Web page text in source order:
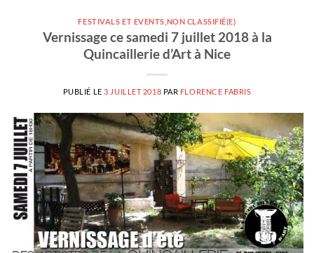
FESTIVALS ET EVENTS NON CLASSIFIÉ(E)
Vernissage ce samedi 7 juillet 2018 à la
Quincaillerie d’Art à Nice
PUBLIÉ LE3 JUILLET 2018 PAR FLORENCE FABRIS